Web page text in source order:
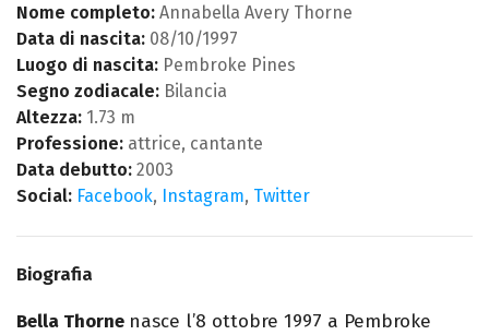
Nome completo: Annabella Avery Thorne
Data di nascita: 08/10/1997
Luogo di nascita: Pembroke Pines
Segno zodiacale: Bilancia
Altezza: 1.73 m
Professione: attrice, cantante
Data debutto: 2003
Social: Facebook, Instagram, Twitter
Biografia
Bella Thorne nasce l’8 ottobre 1997 a Pembroke